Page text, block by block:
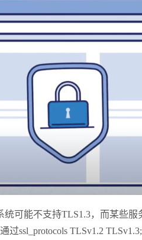
能不支持TLS1.3，而某些服
ssl_protocols TLSv1.2